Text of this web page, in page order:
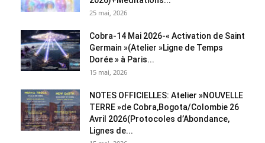
25 mai, 2026
Cobra-14 Mai 2026-« Activation de Saint
Germain »(Atelier »Ligne de Temps
Dorée » à Paris...
15 mai, 2026
NOTES OFFICIELLES: Atelier »NOUVELLE
TERRE »de Cobra,Bogota/Colombie 26
Avril 2026(Protocoles d’Abondance,
Lignes de...